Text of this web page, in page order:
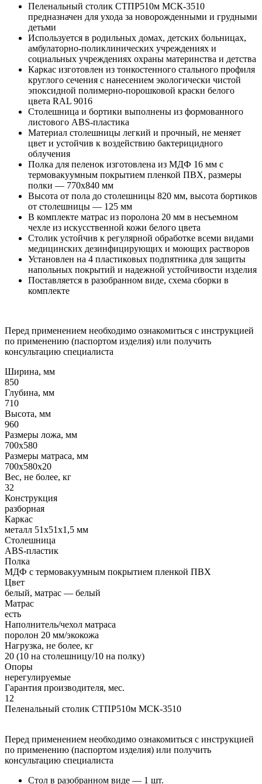
Пеленальный столик СТПР510м МСК-3510
предназначен для ухода за новорожденными и грудными
детьми
Используется в родильных домах, детских больницах,
амбулаторно-поликлинических учреждениях и
социальных учреждениях охраны материнства и детства
Каркас изготовлен из тонкостенного стального профиля
круглого сечения с нанесением экологически чистой
эпоксидной полимерно-порошковой краски белого
цвета RAL 9016
Столешница и бортики выполнены из формованного
листового ABS-пластика
Материал столешницы легкий и прочный, не меняет
цвет и устойчив к воздействию бактерицидного
облучения
Полка для пеленок изготовлена из МДФ 16 мм с
термовакуумным покрытием пленкой ПВХ, размеры
полки — 770x840 мм
Высота от пола до столешницы 820 мм, высота бортиков
от столешницы — 125 мм
В комплекте матрас из поролона 20 мм в несъемном
чехле из искусственной кожи белого цвета
Столик устойчив к регулярной обработке всеми видами
медицинских дезинфицирующих и моющих растворов
Установлен на 4 пластиковых подпятника для защиты
напольных покрытий и надежной устойчивости изделия
Поставляется в разобранном виде, схема сборки в
комплекте
Перед применением необходимо ознакомиться с инструкцией
по применению (паспортом изделия) или получить
консультацию специалиста
Ширина, мм
850
Глубина, мм
710
Высота, мм
960
Размеры ложа, мм
700x580
Размеры матраса, мм
700x580x20
Вес, не более, кг
32
Конструкция
разборная
Каркас
металл 51x51x1,5 мм
Столешница
ABS-пластик
Полка
МДФ с термовакуумным покрытием пленкой ПВХ
Цвет
белый, матрас — белый
Матрас
есть
Наполнитель/чехол матраса
поролон 20 мм/экокожа
Нагрузка, не более, кг
20 (10 на столешницу/10 на полку)
Опоры
нерегулируемые
Гарантия производителя, мес.
12
Пеленальный столик СТПР510м МСК-3510
Перед применением необходимо ознакомиться с инструкцией
по применению (паспортом изделия) или получить
консультацию специалиста
Стол в разобранном виде — 1 шт.